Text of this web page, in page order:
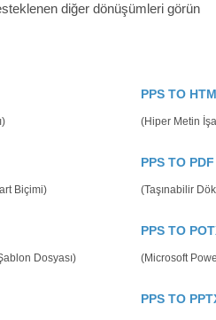
diğer dönüşümleri görün
PPS TO
(Hiper Metin
Biçimi)
PPS TO PDF
(Taşınabilir
Dosyası)
PPS TO
(Microsoft
PPS TO